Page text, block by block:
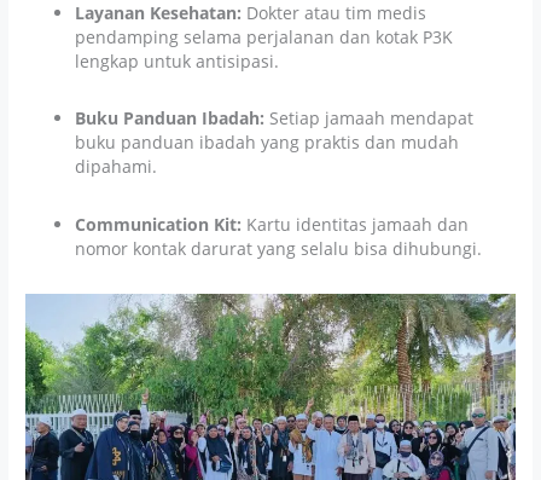
Layanan Kesehatan: Dokter atau tim medis
pendamping selama perjalanan dan kotak P3K
lengkap untuk antisipasi.
Buku Panduan Ibadah: Setiap jamaah mendapat
buku panduan ibadah yang praktis dan mudah
dipahami.
Communication Kit: Kartu identitas jamaah dan
nomor kontak darurat yang selalu bisa dihubungi.